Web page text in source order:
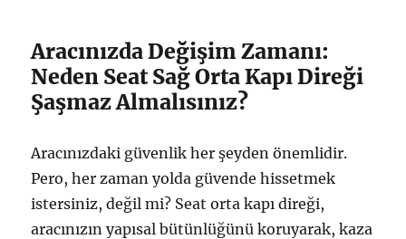
Aracınızda Değişim Zamanı:
Neden Seat Sağ Orta Kapı Direği
Şaşmaz Almalısınız?
Aracınızdaki güvenlik her şeyden önemlidir.
Pero, her zaman yolda güvende hissetmek
istersiniz, değil mi? Seat orta kapı direği,
aracınızın yapısal bütünlüğünü koruyarak, kaza